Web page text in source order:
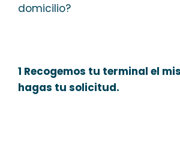
domicilio?
1 Recogemos tu terminal el
hagas tu solicitud.